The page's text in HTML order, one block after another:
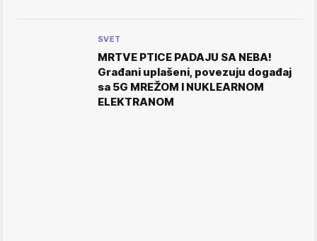
SVET
MRTVE PTICE PADAJU SA NEBA!
Građani uplašeni, povezuju događaj
sa 5G MREŽOM I NUKLEARNOM
ELEKTRANOM